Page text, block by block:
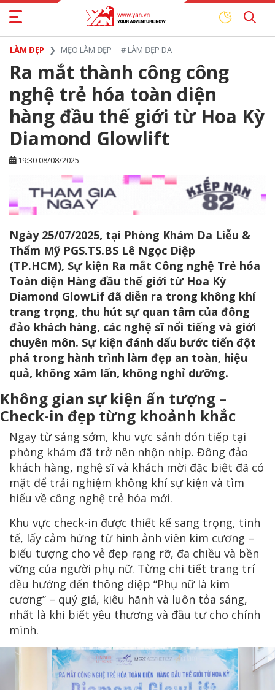
LÀM ĐẸP MẸO LÀM ĐẸP # LÀM ĐẸP DA
Ra mắt thành công công
nghệ trẻ hóa toàn diện
hàng đầu thế giới từ Hoa Kỳ
Diamond Glowlift
19:30 08/08/2025
Ngày 25/07/2025, tại Phòng Khám Da Liễu &
Thẩm Mỹ PGS.TS.BS Lê Ngọc Diệp
(TP.HCM), Sự kiện Ra mắt Công nghệ Trẻ hóa
Toàn diện Hàng đầu thế giới từ Hoa Kỳ
Diamond GlowLif đã diễn ra trong không khí
trang trọng, thu hút sự quan tâm của đông
đảo khách hàng, các nghệ sĩ nổi tiếng và giới
chuyên môn. Sự kiện đánh dấu bước tiến đột
phá trong hành trình làm đẹp an toàn, hiệu
quả, không xâm lấn, không nghỉ dưỡng.
Không gian sự kiện ấn tượng –
Check-in đẹp từng khoảnh khắc
Ngay từ sáng sớm, khu vực sảnh đón tiếp tại
phòng khám đã trở nên nhộn nhịp. Đông đảo
khách hàng, nghệ sĩ và khách mời đặc biệt đã có
mặt để trải nghiệm không khí sự kiện và tìm
hiểu về công nghệ trẻ hóa mới.
Khu vực check-in được thiết kế sang trọng, tinh
tế, lấy cảm hứng từ hình ảnh viên kim cương –
biểu tượng cho vẻ đẹp rạng rỡ, đa chiều và bền
vững của người phụ nữ. Từng chi tiết trang trí
đều hướng đến thông điệp “Phụ nữ là kim
cương” – quý giá, kiêu hãnh và luôn tỏa sáng,
nhất là khi biết yêu thương và đầu tư cho chính
mình.